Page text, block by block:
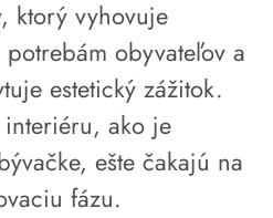
ktorý vyhovuje
obyvateľov a
estetický zážitok.
ako je
ešte čakajú na
fázu.